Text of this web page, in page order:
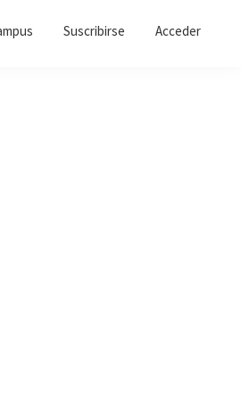
Suscribirse Acceder